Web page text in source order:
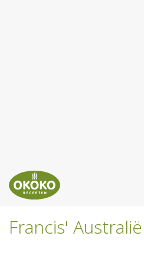
HOME
Francis' Australië